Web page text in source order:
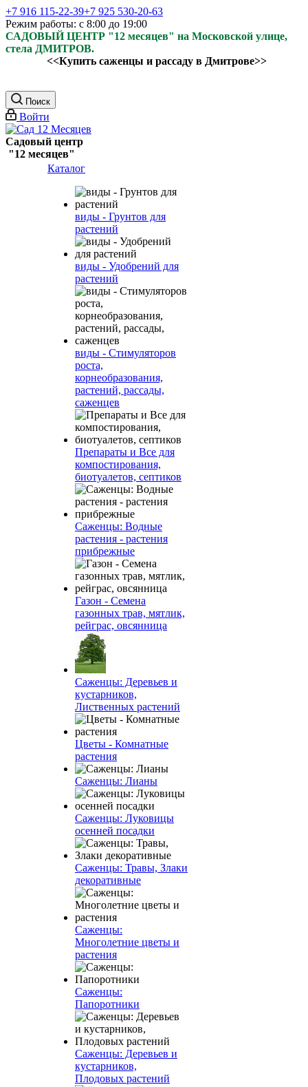
+7 916 115-22-39+7 925 530-20-63
Режим работы: с 8:00 до 19:00
САДОВЫЙ ЦЕНТР "12 месяцев" на Московской улице,
стела ДМИТРОВ.
<<Купить саженцы и рассаду в Дмитрове>>
Поиск
Войти
Садовый центр
"12 месяцев"
Каталог
виды - Грунтов для
растений
виды - Удобрений для
растений
виды - Стимуляторов
роста,
корнеобразования,
растений, рассады,
саженцев
Препараты и Все для
компостирования,
биотуалетов, септиков
Саженцы: Водные
растения - растения
прибрежные
Газон - Семена
газонных трав, мятлик,
рейграс, овсянница
Саженцы: Деревьев и
кустарников,
Лиственных растений
Цветы - Комнатные
растения
Саженцы: Лианы
Саженцы: Луковицы
осенней посадки
Саженцы: Травы, Злаки
декоративные
Саженцы:
Многолетние цветы и
растения
Саженцы:
Папоротники
Саженцы: Деревьев и
кустарников,
Плодовых растений